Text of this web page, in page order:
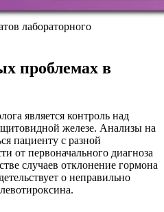
лабораторного
проблемах в
является контроль над
железе. Анализы на
пациенту с разной
от первоначального диагноза
случаев отклонение гормона
о неправильно